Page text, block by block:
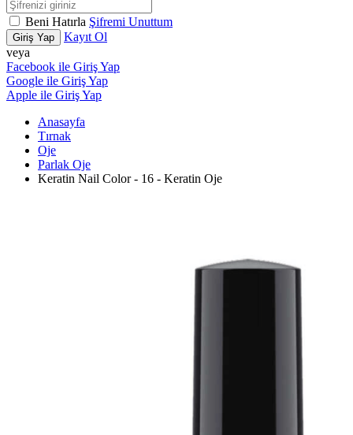
Beni Hatırla Şifremi Unuttum
Giriş Yap
Kayıt Ol
veya
Facebook ile Giriş Yap
Google ile Giriş Yap
Apple ile Giriş Yap
Anasayfa
Tırnak
Oje
Parlak Oje
Keratin Nail Color - 16 - Keratin Oje